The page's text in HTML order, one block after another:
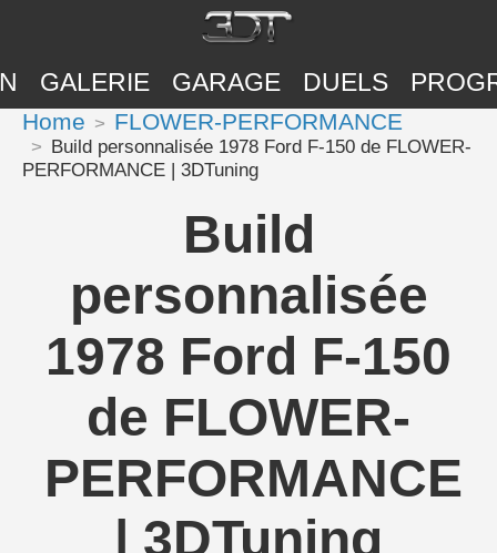
GALERIE GARAGE DUELS
Home FLOWER-PERFORMANCE
Build personnalisée 1978 Ford F-150 de FLOWER-
PERFORMANCE | 3DTuning
Build
personnalisée
1978 Ford F-150
de FLOWER-
PERFORMANCE
| 3DTuning